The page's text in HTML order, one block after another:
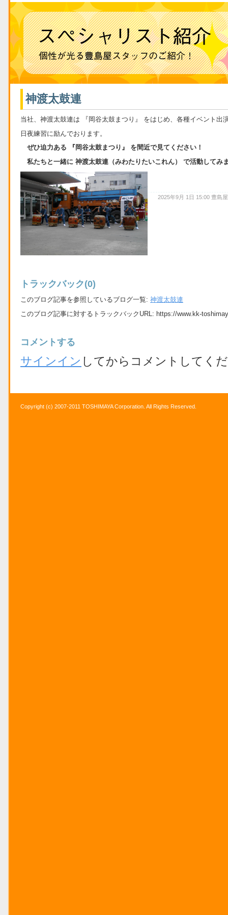
神渡太鼓連
当社、神渡太鼓連は 『岡谷太鼓まつり』 をはじめ、各種イベント出
日夜練習に励んでおります。
ぜひ迫力ある 『岡谷太鼓まつり』 を間近で見てください！
私たちと一緒に 神渡太鼓連（みわたりたいこれん） で活動してみ
2025年9月 1日 15:00 豊島
トラックバック(0)
このブログ記事を参照しているブログ一覧: 神渡太鼓連
このブログ記事に対するトラックバックURL: https://www.kk-
コメントする
サインイン してからコメントしてく
Copyright (c) 2007-2011 TOSHIMAYA Corporation. All Rights Reserved.